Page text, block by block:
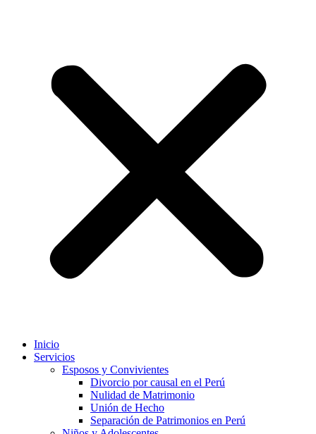
Inicio
Servicios
Esposos y Convivientes
Divorcio por causal en el Perú
Nulidad de Matrimonio
Unión de Hecho
Separación de Patrimonios en Perú